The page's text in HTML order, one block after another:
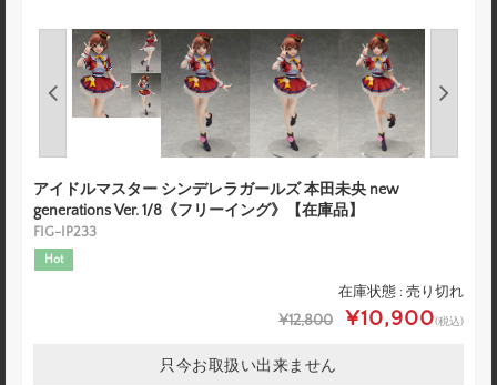
アイドルマスター シンデレラガールズ 本田未央 new
generations Ver. 1/8《フリーイング》【在庫品】
FIG-IP233
Hot
在庫状態 : 売り切れ
¥12,800 ¥10,900(税込)
只今お取扱い出来ません